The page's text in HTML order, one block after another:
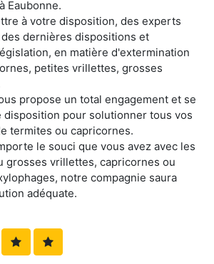
Eaubonne.
à votre disposition, des experts
dernières dispositions et
en matière d'extermination
petites vrillettes, grosses
propose un total engagement et se
disposition pour solutionner tous vos
termites ou capricornes.
le souci que vous avez avec les
grosses vrillettes, capricornes ou
notre compagnie saura
adéquate.